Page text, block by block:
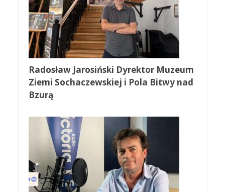
Radosław Jarosiński Dyrektor Muzeum
Ziemi Sochaczewskiej i Pola Bitwy nad
Bzurą